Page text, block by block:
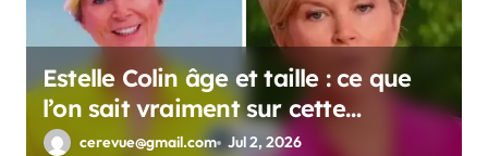
Estelle Colin âge et taille : ce que
l’on sait vraiment sur cette
personnalité
cerevue@gmail.com Jul 2, 2026